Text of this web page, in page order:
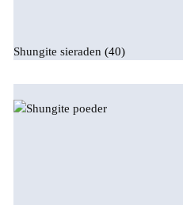
Shungite sieraden (40)